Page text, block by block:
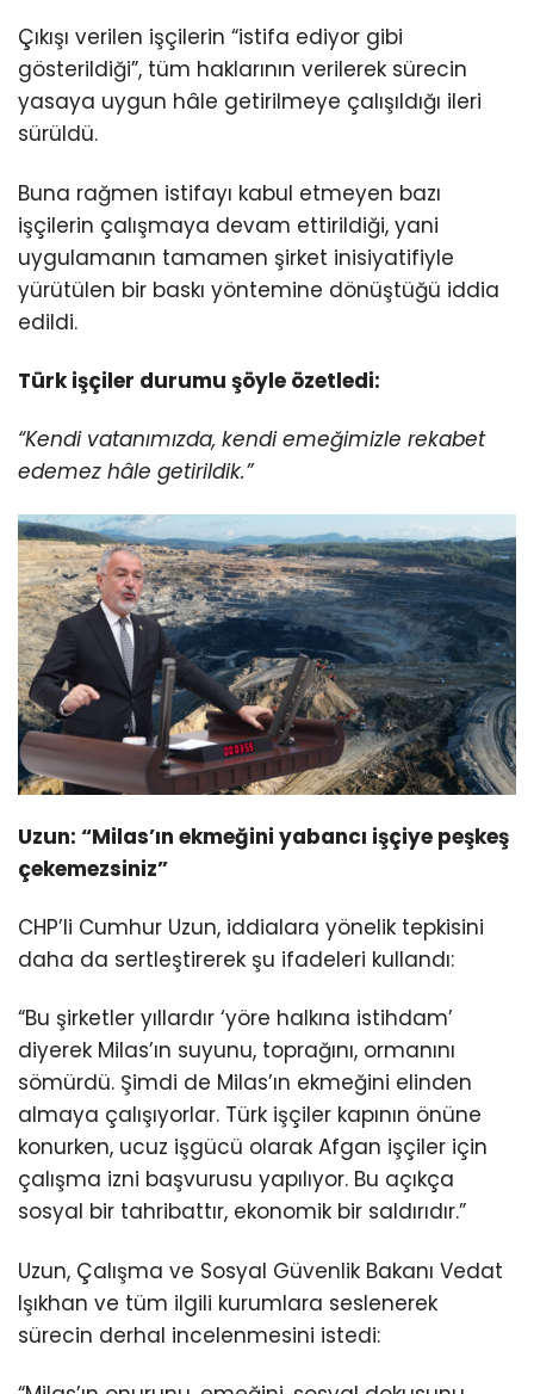
Çıkışı verilen işçilerin “istifa ediyor gibi
gösterildiği”, tüm haklarının verilerek sürecin
yasaya uygun hâle getirilmeye çalışıldığı ileri
sürüldü.
Buna rağmen istifayı kabul etmeyen bazı
işçilerin çalışmaya devam ettirildiği, yani
uygulamanın tamamen şirket inisiyatifiyle
yürütülen bir baskı yöntemine dönüştüğü iddia
edildi.
Türk işçiler durumu şöyle özetledi:
“Kendi vatanımızda, kendi emeğimizle rekabet
edemez hâle getirildik.”
Uzun: “Milas’ın ekmeğini yabancı işçiye peşkeş
çekemezsiniz”
CHP’li Cumhur Uzun, iddialara yönelik tepkisini
daha da sertleştirerek şu ifadeleri kullandı:
“Bu şirketler yıllardır ‘yöre halkına istihdam’
diyerek Milas’ın suyunu, toprağını, ormanını
sömürdü. Şimdi de Milas’ın ekmeğini elinden
almaya çalışıyorlar. Türk işçiler kapının önüne
konurken, ucuz işgücü olarak Afgan işçiler için
çalışma izni başvurusu yapılıyor. Bu açıkça
sosyal bir tahribattır, ekonomik bir saldırıdır.”
Uzun, Çalışma ve Sosyal Güvenlik Bakanı Vedat
Işıkhan ve tüm ilgili kurumlara seslenerek
sürecin derhal incelenmesini istedi: